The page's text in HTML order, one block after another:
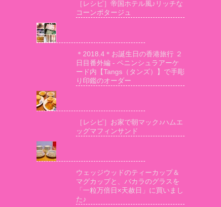
［レシピ］帝国ホテル風♪リッチな
コーンポタージュ
＊2018.4＊お誕生日の香港旅行 ２
日目番外編 - ペニンシュラアーケ
ード内【Tangs（タンズ）】で手彫
り印鑑のオーダー
［レシピ］お家で朝マック♪ハムエ
ッグマフィンサンド
ウェッジウッドのティーカップ＆
マグカップと、バカラのグラスを
「一粒万倍日×天赦日」に買いまし
た♪